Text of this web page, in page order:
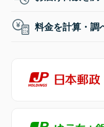
料金を計算・調